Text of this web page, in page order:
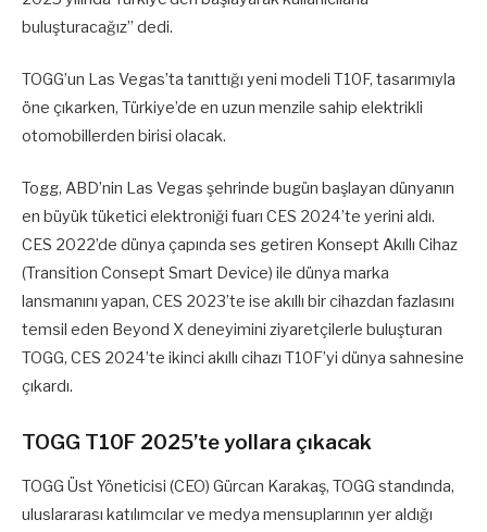
buluşturacağız” dedi.
TOGG’un Las Vegas’ta tanıttığı yeni modeli T10F, tasarımıyla
öne çıkarken, Türkiye’de en uzun menzile sahip elektrikli
otomobillerden birisi olacak.
Togg, ABD’nin Las Vegas şehrinde bugün başlayan dünyanın
en büyük tüketici elektroniği fuarı CES 2024’te yerini aldı.
CES 2022’de dünya çapında ses getiren Konsept Akıllı Cihaz
(Transition Consept Smart Device) ile dünya marka
lansmanını yapan, CES 2023’te ise akıllı bir cihazdan fazlasını
temsil eden Beyond X deneyimini ziyaretçilerle buluşturan
TOGG, CES 2024’te ikinci akıllı cihazı T10F’yi dünya sahnesine
çıkardı.
TOGG T10F 2025’te yollara çıkacak
TOGG Üst Yöneticisi (CEO) Gürcan Karakaş, TOGG standında,
uluslararası katılımcılar ve medya mensuplarının yer aldığı